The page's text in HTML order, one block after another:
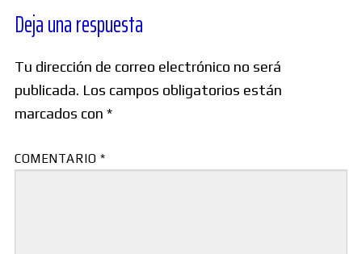
Deja una respuesta
Tu dirección de correo electrónico no será
publicada. Los campos obligatorios están
marcados con *
COMENTARIO *